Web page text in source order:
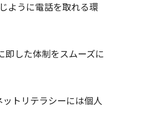
ように電話を取れる環
即した体制をスムーズに
トリテラシーには個人